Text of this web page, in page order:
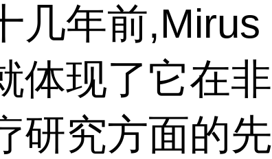
几年前,Mirus
体现了它在非
研究方面的先